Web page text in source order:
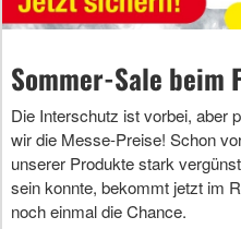
Sommer-Sale beim
Die Interschutz ist vorbei, aber
wir die Messe-Preise! Schon
unserer Produkte stark
sein konnte, bekommt jetzt im
noch einmal die Chance.